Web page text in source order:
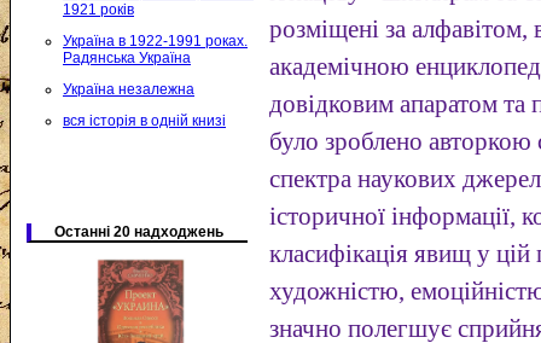
1921 років
Україна в 1922-1991 роках.
Радянська Україна
Україна незалежна
вся історія в одній книзі
Останні 20 надходжень
розміщені за
академічною
довідковим апаратом та
було зроблено
спектра наукових
історичної інформації,
класифікація явищ у цій
художністю,
значно полегшує